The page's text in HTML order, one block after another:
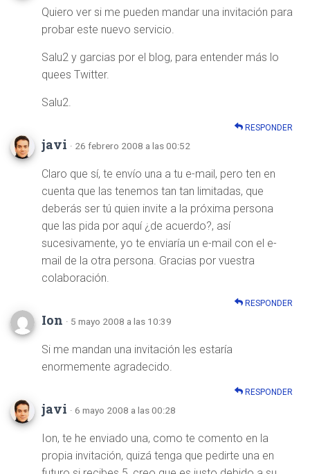
Quiero ver si me pueden mandar una invitación para
probar este nuevo servicio.
Salu2 y garcias por el blog, para entender más lo
quees Twitter.
Salu2.
RESPONDER
javi · 26 febrero 2008 a las 00:52
Claro que sí, te envío una a tu e-mail, pero ten en
cuenta que las tenemos tan tan limitadas, que
deberás ser tú quien invite a la próxima persona
que las pida por aquí ¿de acuerdo?, así
sucesivamente, yo te enviaría un e-mail con el e-
mail de la otra persona. Gracias por vuestra
colaboración.
RESPONDER
Ion · 5 mayo 2008 a las 10:39
Si me mandan una invitación les estaría
enormemente agradecido.
RESPONDER
javi · 6 mayo 2008 a las 00:28
Ion, te he enviado una, como te comento en la
propia invitación, quizá tenga que pedirte una en